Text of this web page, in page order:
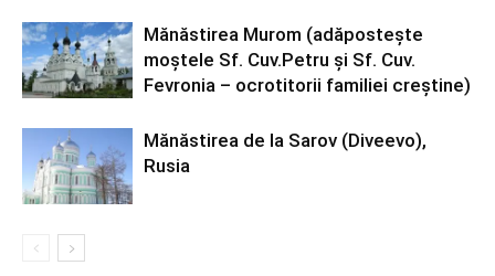
Mănăstirea Murom (adăposteşte
moştele Sf. Cuv.Petru şi Sf. Cuv.
Fevronia – ocrotitorii familiei creştine)
Mănăstirea de la Sarov (Diveevo),
Rusia